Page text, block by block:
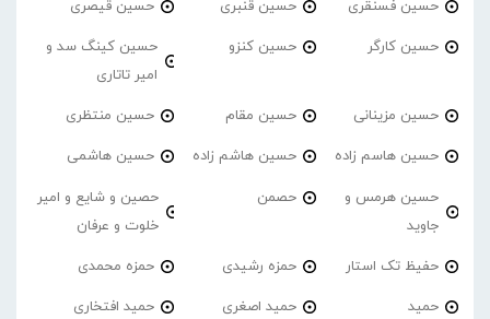
حسین فسنقری حسین قنبری حسین قیصری
حسین کارگر حسین کنزو
حسین کینگ سد و
امیر تاتاری
حسین مزینانی حسین مقام حسین منتظری
حسین هاسم زاده حسین هاشم زاده حسین هاشمی
حسین هرمس و
جاوید
حصمن
حصین و شایع و امیر
خلوت و عرفان
حفیظ تک استار حمزه رشیدی حمزه محمدی
حمید حمید اصغری حمید افتخاری